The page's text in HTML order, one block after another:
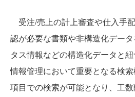
受注/売上の計上審査や仕入手
認が必要な書類や非構造化デー
タス情報などの構造化データと
情報管理において重要となる検
項目での検索が可能となり、工数